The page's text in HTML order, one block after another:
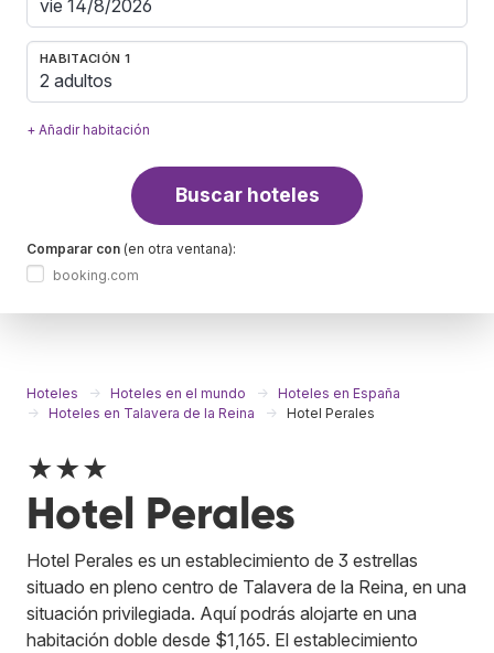
HABITACIÓN 1
2 adultos
+ Añadir habitación
Buscar hoteles
Comparar con (en otra ventana):
booking.com
Hoteles Hoteles en el mundo
Hoteles en España
Hoteles en Talavera de la Reina
Hotel Perales
★★★
Hotel Perales
Hotel Perales es un establecimiento de 3 estrellas
situado en pleno centro de Talavera de la Reina, en una
situación privilegiada. Aquí podrás alojarte en una
habitación doble desde $1,165. El establecimiento